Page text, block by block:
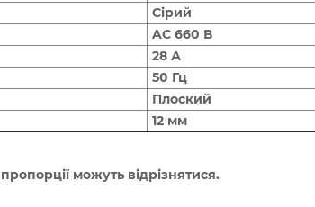
Сірий
AC 660 В
28 А
50 Гц
Плоский
12 мм
можуть відрізнятися.